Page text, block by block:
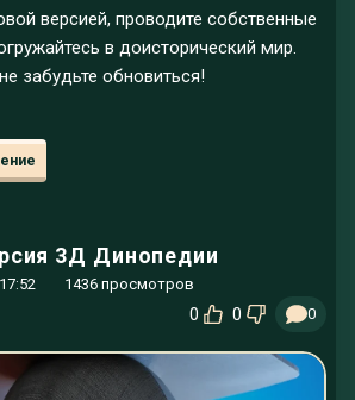
версией, проводите собственные
в доисторический мир.
забудьте обновиться!
3Д Динопедии
1436 просмотров
0 0 0